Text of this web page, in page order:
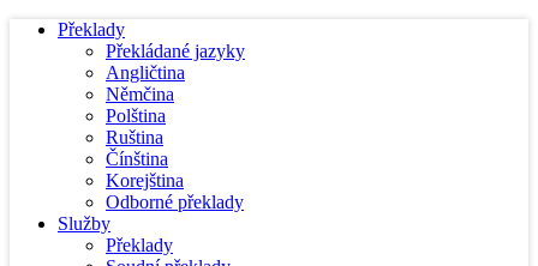
Překlady
Překládané jazyky
Angličtina
Němčina
Polština
Ruština
Čínština
Korejština
Odborné překlady
Služby
Překlady